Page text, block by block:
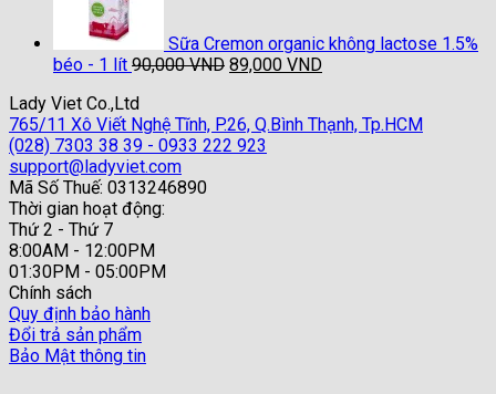
Sữa Cremon organic không lactose 1.5%
béo - 1 lít 90,000VND Giá
90,000 VND.
89,000 VNDGiá
là:
Lady Viet Co.,Ltd
765/11 Xô Viết Nghệ Tĩnh, P.26, Q.Bình Thạnh, Tp.HCM
(028) 7303 38 39 - 0933 222 923
support@ladyviet.com
Mã Số Thuế: 0313246890
Thời gian hoạt động:
Thứ 2 - Thứ 7
8:00AM - 12:00PM
01:30PM - 05:00PM
Chính sách
Quy định bảo hành
Đổi trả sản phẩm
Bảo Mật thông tin